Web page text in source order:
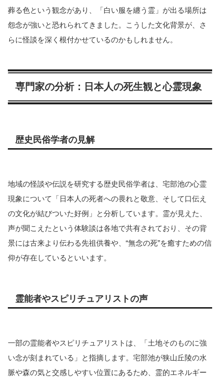
葬る色という観念があり、「白い服を纏う霊」が出る場所は
怨念が強いと恐れられてきました。こうした文化背景が、さ
らに怪談を深く根付かせているのかもしれません。
専門家の分析：日本人の死生観と心霊現象
歴史民俗学者の見解
地域の怪談や伝説を研究する歴史民俗学者は、宅部池の心霊
現象について「日本人の死者への畏れと敬意、そして口伝え
の文化が結びついた好例」と分析しています。霊が見えた、
声が聞こえたという体験談は各地で共有されており、その背
景には古来より伝わる先祖供養や、“無念の死”を癒すための信
仰が存在しているといいます。
霊能者やスピリチュアリストの声
一部の霊能者やスピリチュアリストは、「土地そのものに強
い念が刻まれている」と指摘します。宅部池が狭山丘陵の水
脈や森の気と交感しやすい位置にあるため、霊的エネルギー